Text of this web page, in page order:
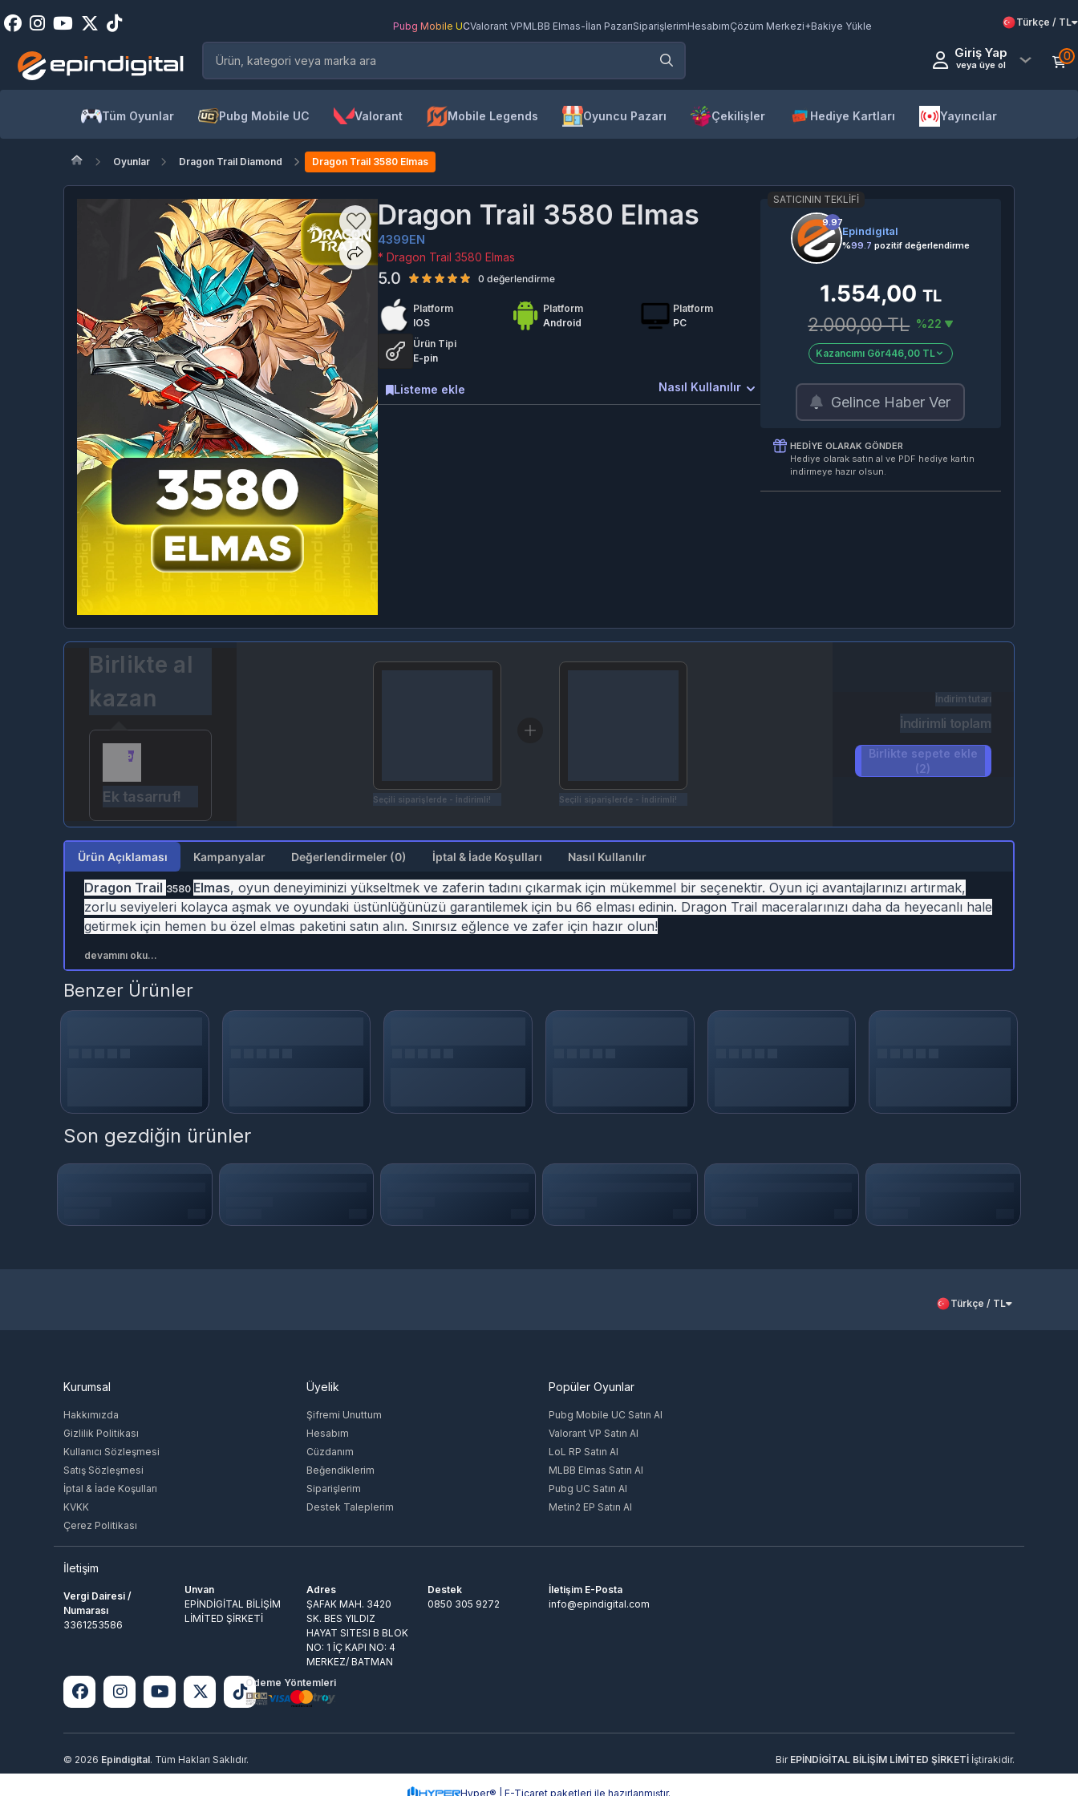
Pubg Mobile UCValorant VPMLBB Elmas-İlan PazarıSiparişlerimHesabımÇözüm Merkezi+Bakiye Yükle Türkçe / TL
Giriş Yap
veya üye ol
0
Tüm Oyunlar Pubg Mobile UC Valorant Mobile Legends Oyuncu Pazarı Çekilişler Hediye Kartları Yayıncılar
Oyunlar Dragon Trail Diamond Dragon Trail 3580 Elmas
Dragon Trail 3580 Elmas
4399EN
* Dragon Trail 3580 Elmas
5.0 0 değerlendirme
Platform
IOS
Platform
Android
Platform
PC
Ürün Tipi
E-pin
Nasıl Kullanılır
Listeme ekle
SATICININ TEKLIFI
9.97
Epindigital
%99.7 pozitif değerlendirme
1.554,00 TL
2.000,00 TL %22
Kazancımı Gör446,00 TL
Gelince Haber Ver
HEDIYE OLARAK GÖNDER
Hediye olarak satın al ve PDF hediye kartın
indirmeye hazır olsun.
Birlikte al
kazan
Ek tasarruf! Seçili siparişlerde - İndirimli! Seçili siparişlerde - İndirimli!
İndirim tutarı
İndirimli toplam
Birlikte sepete ekle
(2)
Ürün Açıklaması Kampanyalar Değerlendirmeler (0) İptal & İade Koşulları Nasıl Kullanılır
Dragon Trail 3580 Elmas, oyun deneyiminizi yükseltmek ve zaferin tadını çıkarmak için mükemmel bir seçenektir. Oyun içi avantajlarınızı artırmak,
zorlu seviyeleri kolayca aşmak ve oyundaki üstünlüğünüzü garantilemek için bu 66 elması edinin. Dragon Trail maceralarınızı daha da heyecanlı hale
getirmek için hemen bu özel elmas paketini satın alın. Sınırsız eğlence ve zafer için hazır olun!
devamını oku...
Benzer Ürünler
Son gezdiğin ürünler
Türkçe / TL
Kurumsal
Hakkımızda
Gizlilik Politikası
Kullanıcı Sözleşmesi
Satış Sözleşmesi
İptal & İade Koşulları
KVKK
Çerez Politikası
Üyelik
Şifremi Unuttum
Hesabım
Cüzdanım
Beğendiklerim
Siparişlerim
Destek Taleplerim
Popüler Oyunlar
Pubg Mobile UC Satın Al
Valorant VP Satın Al
LoL RP Satın Al
MLBB Elmas Satın Al
Pubg UC Satın Al
Metin2 EP Satın Al
İletişim
Vergi Dairesi /
Numarası
3361253586
Unvan
EPİNDİGİTAL BİLİŞİM
LİMİTED ŞİRKETİ
Adres
ŞAFAK MAH. 3420
SK. BES YILDIZ
HAYAT SITESI B BLOK
NO: 1 İÇ KAPI NO: 4
MERKEZ/ BATMAN
Destek
0850 305 9272
İletişim E-Posta
info@epindigital.com
Ödeme Yöntemleri
© 2026 Epindigital. Tüm Hakları Saklıdır. Bir EPİNDİGİTAL BİLİŞİM LİMİTED ŞİRKETİİştirakidir.
Hyper® | E-Ticaret paketleri ile hazırlanmıştır.